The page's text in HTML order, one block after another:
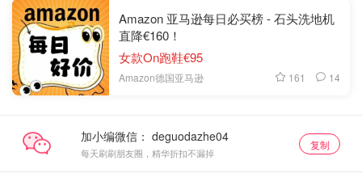
Amazon 亚马逊每日必买榜 - 石头洗地机
直降€160！
女款On跑鞋€95
Amazon德国亚马逊 161 14
加小编微信：
每天刷刷朋友圈，精华折扣不漏掉
复制